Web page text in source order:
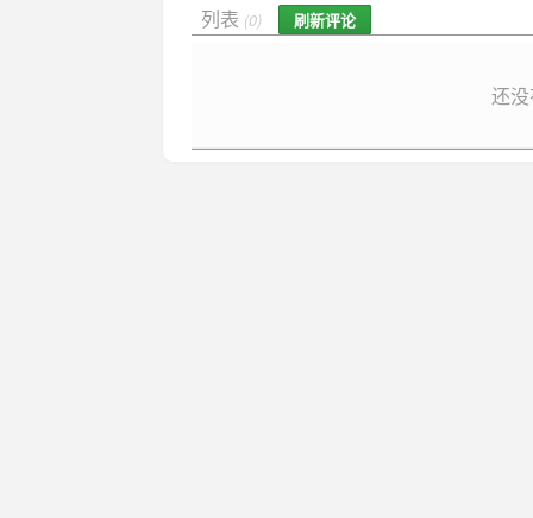
列表 (0) 刷新评论
还